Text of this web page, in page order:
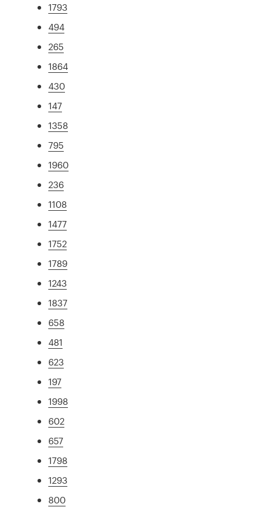
1793
494
265
1864
430
147
1358
795
1960
236
1108
1477
1752
1789
1243
1837
658
481
623
197
1998
602
657
1798
1293
800